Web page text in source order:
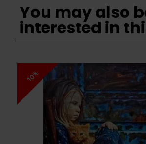
You may also
interested in
10%